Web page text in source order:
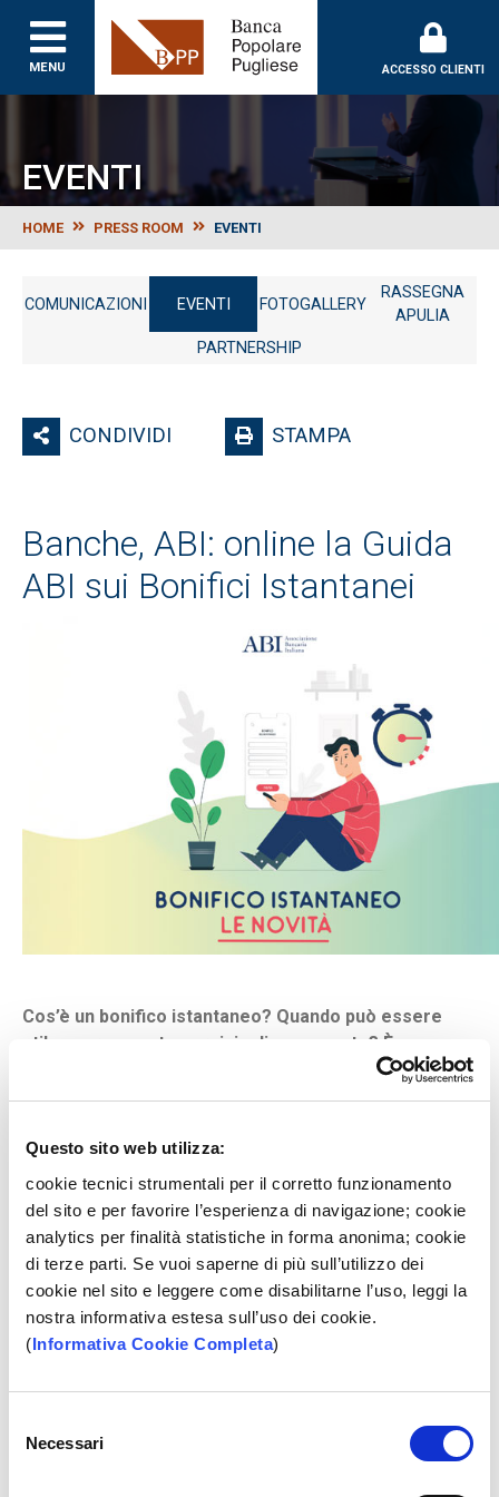
Questo sito web utilizza:
cookie tecnici strumentali per il corretto funzionamento
del sito e per favorire l’esperienza di navigazione; cookie
analytics per finalità statistiche in forma anonima; cookie
di terze parti. Se vuoi saperne di più sull’utilizzo dei
cookie nel sito e leggere come disabilitarne l’uso, leggi la
nostra informativa estesa sull’uso dei cookie.
(Informativa Cookie Completa)
delNecessari
MENU ACCESSO CLIENTI
EVENTI
HOME PRESS ROOM EVENTI
COMUNICAZIONI EVENTI FOTOGALLERY
RASSEGNA
APULIA
PARTNERSHIP
CONDIVIDI STAMPA
Banche, ABI: online la Guida
ABI sui Bonifici Istantanei
Cos’è un bonifico istantaneo? Quando può essere
utile usare questo servizio di pagamento? È uno
strumento sicuro? Ci sono limiti di importo nel suo
utilizzo?
Per rispondere a queste ed altre domande l’ABI, insieme
alle banche e alle Associazioni dei consumatori che
partecipano al progetto Trasparenza semplice, ha
messo a punto una Guida, con tutte le informazioni utili per
conoscere e quindi usare il bonifico istantaneo in
sicurezza, concretizzando per la realtà italiana gli spunti
condivisi a livello europeo nello Euro Retail Payments
Board (ERPB).
ampiamente offerto dalle banche
operanti in Italia.